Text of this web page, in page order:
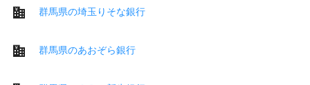
群馬県の埼玉りそな銀行
群馬県のあおぞら銀行